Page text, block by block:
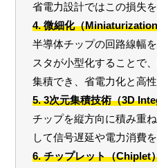
省電力設計ではこの損失
4. 微細化（
半導体チップの回路線幅
スタが小型化することで
集積でき、省電力化と高
5. 3次元集積技術（3D
チップを縦方向に積み重
して信号遅延や電力消費
6. チップレット（Chiplet